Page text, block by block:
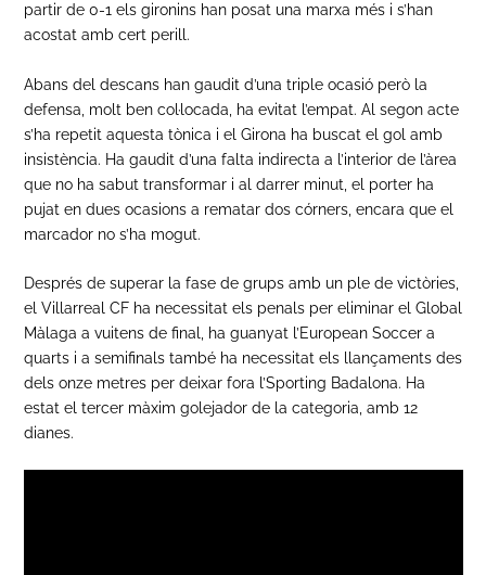
partir de 0-1 els gironins han posat una marxa més i s’han
acostat amb cert perill.
Abans del descans han gaudit d’una triple ocasió però la
defensa, molt ben col·locada, ha evitat l’empat. Al segon acte
s’ha repetit aquesta tònica i el Girona ha buscat el gol amb
insistència. Ha gaudit d’una falta indirecta a l’interior de l’àrea
que no ha sabut transformar i al darrer minut, el porter ha
pujat en dues ocasions a rematar dos córners, encara que el
marcador no s’ha mogut.
Després de superar la fase de grups amb un ple de victòries,
el Villarreal CF ha necessitat els penals per eliminar el Global
Màlaga a vuitens de final, ha guanyat l’European Soccer a
quarts i a semifinals també ha necessitat els llançaments des
dels onze metres per deixar fora l’Sporting Badalona. Ha
estat el tercer màxim golejador de la categoria, amb 12
dianes.